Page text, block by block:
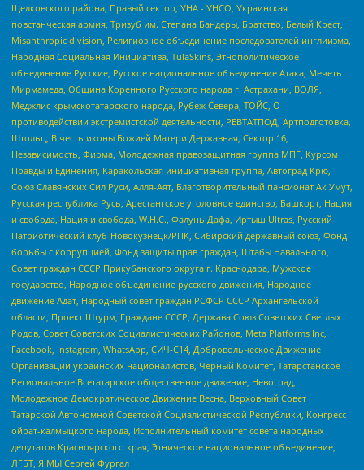
Щелковского района, Правый сектор, УНА - УНСО, Украинская
повстанческая армия, Тризуб им. Степана Бандеры, Братство, Белый Крест,
Misanthropic division, Религиозное объединение последователей инглиизма,
Народная Социальная Инициатива, TulaSkins, Этнополитическое
объединение Русские, Русское национальное объединение Атака, Мечеть
Мирмамеда, Община Коренного Русского народа г. Астрахани, ВОЛЯ,
Меджлис крымскотатарского народа, Рубеж Севера, ТОЙС, О
противодействии экстремистской деятельности, РЕВТАТПОД, Артподготовка,
Штольц, В честь иконы Божией Матери Державная, Сектор 16,
Независимость, Фирма, Молодежная правозащитная группа МПГ, Курсом
Правды и Единения, Каракольская инициативная группа, Автоград Крю,
Союз Славянских Сил Руси, Алля-Аят, Благотворительный пансионат Ак Умут,
Русская республика Русь, Арестантское уголовное единство, Башкорт, Нация
и свобода, Нация и свобода, W.H.С., Фалунь Дафа, Иртыш Ultras, Русский
Патриотический клуб-Новокузнецк/РПК, Сибирский державный союз, Фонд
борьбы с коррупцией, Фонд защиты прав граждан, Штабы Навального,
Совет граждан СССР Прикубанского округа г. Краснодара, Мужское
государство, Народное объединение русского движения, Народное
движение Адат, Народный совет граждан РСФСР СССР Архангельской
области, Проект Штурм, Граждане СССР, Держава Союз Советских Светлых
Родов, Совет Советских Социалистических Районов, Meta Platforms Inc,
Facebook, Instagram, WhatsApp, СИЧ-С14, Добровольческое Движение
Организации украинских националистов, Черный Комитет, Татарстанское
Региональное Всетатарское общественное движение, Невоград,
Молодежное Демократическое Движение Весна, Верховный Совет
Татарской Автономной Советской Социалистической Республики, Конгресс
ойрат-калмыцкого народа, Исполнительный комитет совета народных
депутатов Красноярского края, Этническое национальное объединение,
ЛГБТ, Я.МЫ Сергей Фургал